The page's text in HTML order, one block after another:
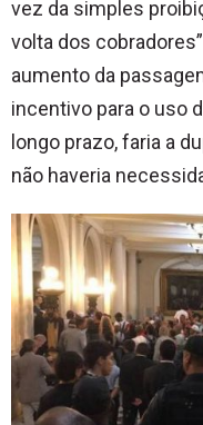
vez da simples
volta dos
aumento da
incentivo para o uso
longo prazo, faria a
não haveria